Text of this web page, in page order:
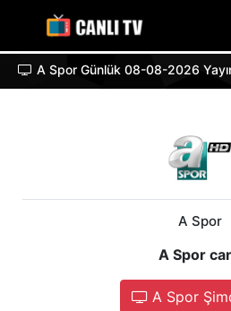
A Spor Günlük 08-08-2026
A Spor
A Spor
A Spor